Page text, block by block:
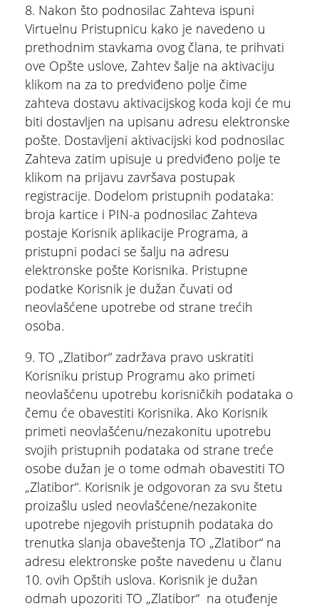
8. Nakon što podnosilac Zahteva ispuni
Virtuelnu Pristupnicu kako je navedeno u
prethodnim stavkama ovog člana, te prihvati
ove Opšte uslove, Zahtev šalje na aktivaciju
klikom na za to predviđeno polje čime
zahteva dostavu aktivacijskog koda koji će mu
biti dostavljen na upisanu adresu elektronske
pošte. Dostavljeni aktivacijski kod podnosilac
Zahteva zatim upisuje u predviđeno polje te
klikom na prijavu završava postupak
registracije. Dodelom pristupnih podataka:
broja kartice i PIN-a podnosilac Zahteva
postaje Korisnik aplikacije Programa, a
pristupni podaci se šalju na adresu
elektronske pošte Korisnika. Pristupne
podatke Korisnik je dužan čuvati od
neovlašćene upotrebe od strane trećih
osoba.
9. TO „Zlatibor“ zadržava pravo uskratiti
Korisniku pristup Programu ako primeti
neovlašćenu upotrebu korisničkih podataka o
čemu će obavestiti Korisnika. Ako Korisnik
primeti neovlašćenu/nezakonitu upotrebu
svojih pristupnih podataka od strane treće
osobe dužan je o tome odmah obavestiti TO
„Zlatibor“. Korisnik je odgovoran za svu štetu
proizašlu usled neovlašćene/nezakonite
upotrebe njegovih pristupnih podataka do
trenutka slanja obaveštenja TO „Zlatibor“ na
adresu elektronske pošte navedenu u članu
10. ovih Opštih uslova. Korisnik je dužan
odmah upozoriti TO „Zlatibor“ na otuđenje